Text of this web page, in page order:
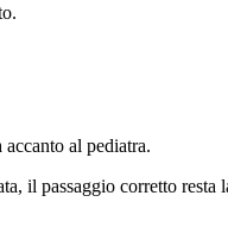
al pediatra.
il passaggio corretto resta